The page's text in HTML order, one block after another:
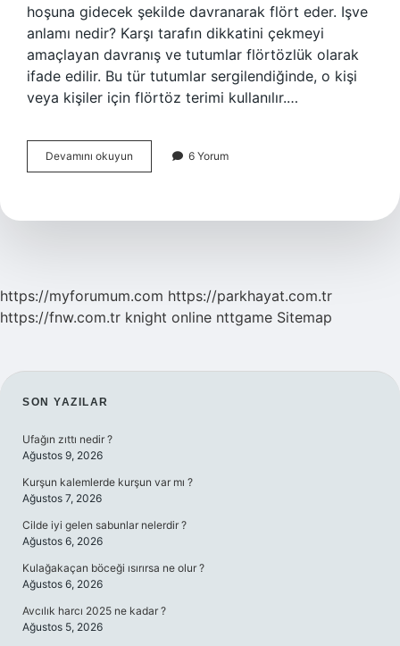
hoşuna gidecek şekilde davranarak flört eder. Işve
anlamı nedir? Karşı tarafın dikkatini çekmeyi
amaçlayan davranış ve tutumlar flörtözlük olarak
ifade edilir. Bu tür tutumlar sergilendiğinde, o kişi
veya kişiler için flörtöz terimi kullanılır.…
Devamını okuyun
Kime
6 Yorum
https://myforumum.com https://parkhayat.com.tr
https://fnw.com.tr knight online nttgame Sitemap
SIDEBAR
SON YAZILAR
Ufağın zıttı nedir ?
Ağustos 9, 2026
Kurşun kalemlerde kurşun var mı ?
Ağustos 7, 2026
Cilde iyi gelen sabunlar nelerdir ?
Ağustos 6, 2026
Kulağakaçan böceği ısırırsa ne olur ?
Ağustos 6, 2026
Avcılık harcı 2025 ne kadar ?
Ağustos 5, 2026